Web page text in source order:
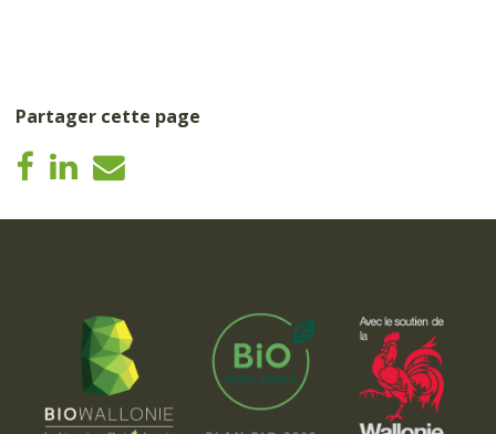
Partager cette page